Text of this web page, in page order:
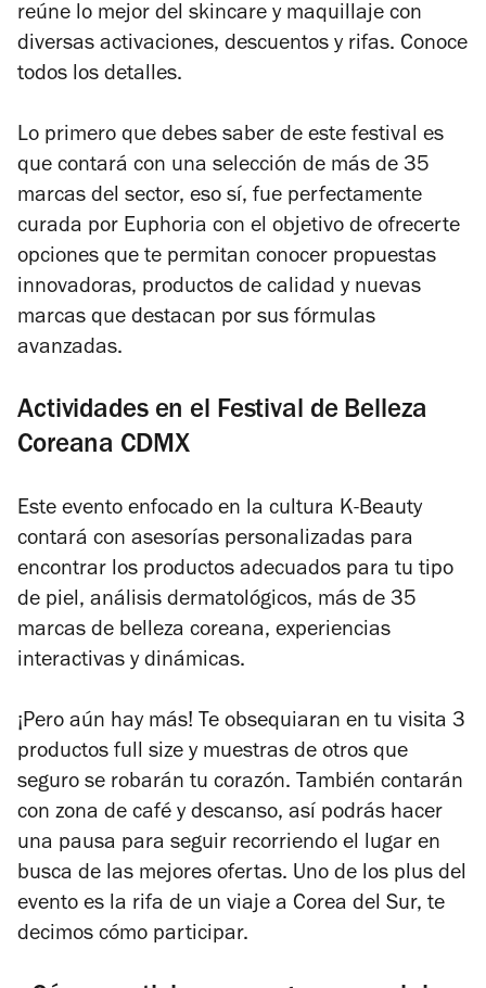
reúne lo mejor del skincare y maquillaje con
diversas activaciones, descuentos y rifas. Conoce
todos los detalles.
Lo primero que debes saber de este festival es
que contará con una selección de más de 35
marcas del sector, eso sí, fue perfectamente
curada por Euphoria con el objetivo de ofrecerte
opciones que te permitan conocer propuestas
innovadoras, productos de calidad y nuevas
marcas que destacan por sus fórmulas
avanzadas.
Actividades en el Festival de Belleza
Coreana CDMX
Este evento enfocado en la cultura K-Beauty
contará con asesorías personalizadas para
encontrar los productos adecuados para tu tipo
de piel, análisis dermatológicos, más de 35
marcas de belleza coreana, experiencias
interactivas y dinámicas.
¡Pero aún hay más! Te obsequiaran en tu visita 3
productos full size y muestras de otros que
seguro se robarán tu corazón. También contarán
con zona de café y descanso, así podrás hacer
una pausa para seguir recorriendo el lugar en
busca de las mejores ofertas. Uno de los plus del
evento es la rifa de un viaje a Corea del Sur, te
decimos cómo participar.